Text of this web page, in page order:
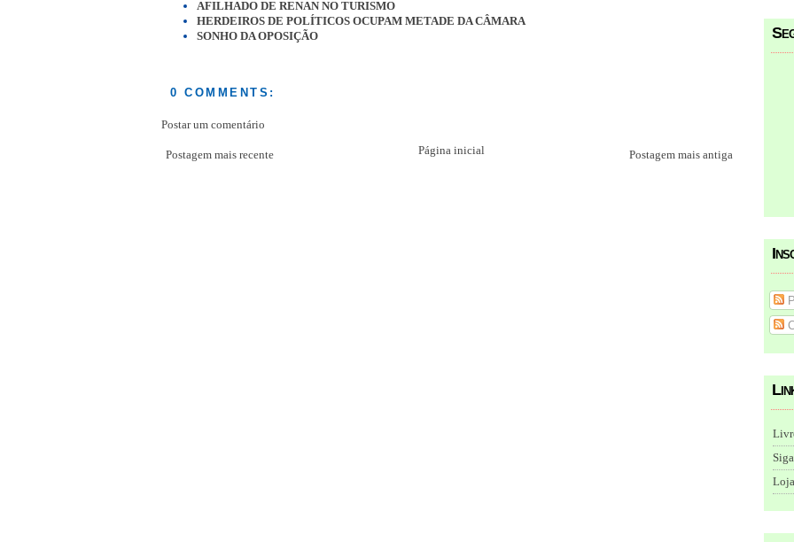
AFILHADO DE RENAN NO TURISMO
HERDEIROS DE POLÍTICOS OCUPAM METADE DA CÂMARA
SONHO DA OPOSIÇÃO
0 COMMENTS:
Postar um comentário
Postagem mais recente Postagem mais antiga
Página inicial